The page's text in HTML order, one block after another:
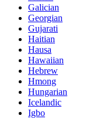
Galician
Georgian
Gujarati
Haitian
Hausa
Hawaiian
Hebrew
Hmong
Hungarian
Icelandic
Igbo